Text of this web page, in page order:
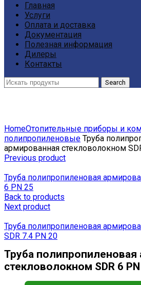
Главная
Услуги
Оплата и доставка
Документация
Полезная информация
Дилеры
Контакты
Search
HomeОтопительные приборы и
полипропиленовые Труба
армированная стекловолокном
Previous product
Труба полипропиленовая
6 PN 25
Back to products
Next product
Труба полипропиленовая
SDR 7.4 PN 20
Труба полипропиленовая
стекловолокном SDR 6